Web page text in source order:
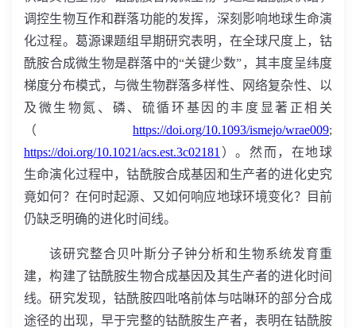
调控生物互作和群落功能的发挥，深刻影响地球生命演
化过程。葛源课题组早期研究表明，在全球尺度上，钴
酰胺合成微生物是群落中的“关键少数”，其丰度呈纬度
梯度分布模式，与微生物群落多样性、网络复杂性、以
及微生物氮、磷、硫循环基因的丰度显著正相关
（ https://doi.org/10.1093/ismejo/wrae009;
https://doi.org/10.1021/acs.est.3c02181 ）。然而，在地球
生命演化过程中，钴酰胺合成基因和生产者的进化史究
竟如何？在何时起源、又如何响应地球环境变化？目前
仍缺乏明确的进化时间线。
该研究整合贝叶斯分子钟分析和生物系统发育重
建，构建了钴酰胺生物合成基因及其生产者的进化时间
线。研究发现，钴酰胺四吡咯前体与咕啉环的部分合成
途径的出现，早于完整的钴酰胺生产者，表明在钴酰胺